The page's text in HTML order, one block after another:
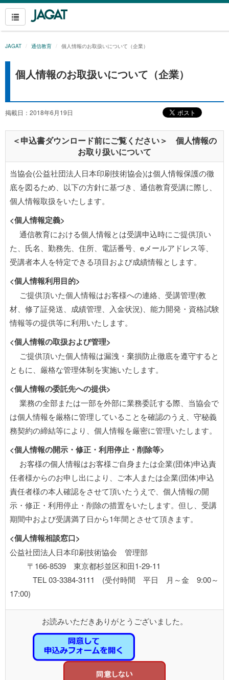
JAGAT 通信教育 個人情報のお取扱いについて（企業）
個人情報のお取扱いについて（企業）
掲載日：2018年6月19日
＜申込書ダウンロード前にご覧ください＞ 個人情報の
お取り扱いについて
当協会(公益社団法人日本印刷技術協会)は個人情報保護の徹
底を図るため、以下の方針に基づき、通信教育受講に際し、
個人情報取扱をいたします。
<個人情報定義>
通信教育における個人情報とは受講申込時にご提供頂い
た、氏名、勤務先、住所、電話番号、eメールアドレス等、
受講者本人を特定できる項目および成績情報とします。
<個人情報利用目的>
ご提供頂いた個人情報はお客様への連絡、受講管理(教
材、修了証発送、成績管理、入金状況)、能力開発・資格試験
情報等の提供等に利用いたします。
<個人情報の取扱および管理>
ご提供頂いた個人情報は漏洩・棄損防止徹底を遵守すると
ともに、厳格な管理体制を実施いたします。
<個人情報の委託先への提供>
業務の全部または一部を外部に業務委託する際、当協会で
は個人情報を厳格に管理していることを確認のうえ、守秘義
務契約の締結等により、個人情報を厳密に管理いたします。
<個人情報の開示・修正・利用停止・削除等>
お客様の個人情報はお客様ご自身または企業(団体)申込責
任者様からのお申し出により、ご本人または企業(団体)申込
責任者様の本人確認をさせて頂いたうえで、個人情報の開
示・修正・利用停止・削除の措置をいたします。但し、受講
期間中および受講満了日から1年間とさせて頂きます。
<個人情報相談窓口>
公益社団法人日本印刷技術協会 管理部
〒166-8539 東京都杉並区和田1-29-11
TEL 03-3384-3111 (受付時間 平日 月～金 9:00～
17:00)
お読みいただきありがとうございました。